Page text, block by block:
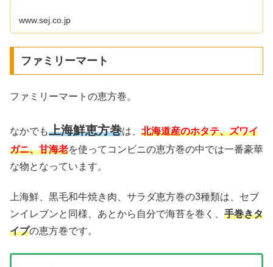
www.sej.co.jp
ファミリーマート
ファミリーマートの恵方巻。
なかでも上海鮮恵方巻は、 北海道産のホタテ、ズワイ
ガニ、甘海老を使ってコンビニの恵方巻の中では一番豪華
な物となっています。
上海鮮、黒毛和牛焼き肉、サラダ恵方巻の3種類は、セブ
ンイレブンと同様、あとから自分で海苔を巻く、 手巻きタ
イプの恵方巻です。